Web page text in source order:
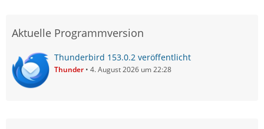
Aktuelle Programmversion
Thunderbird 153.0.2 veröffentlicht
Thunder 4. August 2026 um 22:28